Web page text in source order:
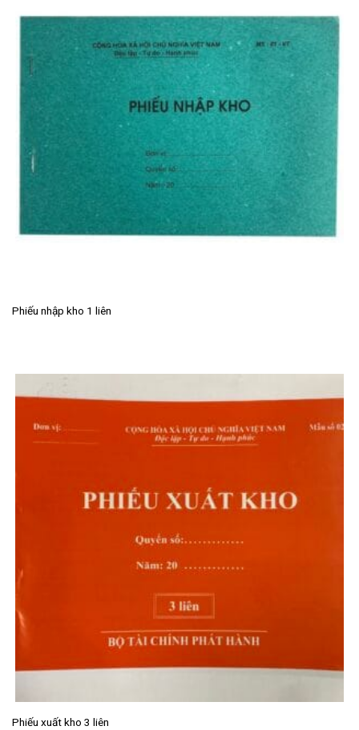
Phiếu nhập kho 1 liên
Phiếu xuất kho 3 liên